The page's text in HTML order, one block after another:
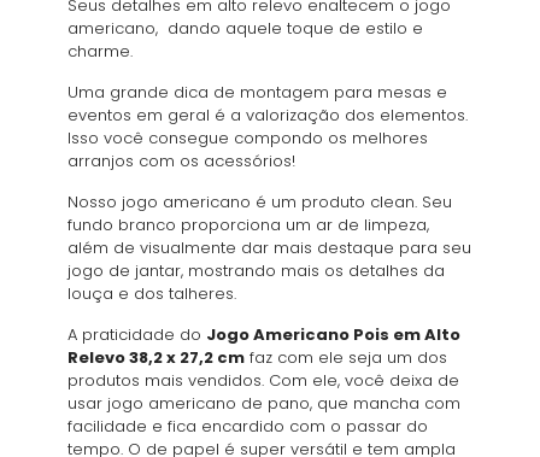
Seus detalhes em alto relevo enaltecem o jogo
americano, dando aquele toque de estilo e
charme.
Uma grande dica de montagem para mesas e
eventos em geral é a valorização dos elementos.
Isso você consegue compondo os melhores
arranjos com os acessórios!
Nosso jogo americano é um produto clean. Seu
fundo branco proporciona um ar de limpeza,
além de visualmente dar mais destaque para seu
jogo de jantar, mostrando mais os detalhes da
louça e dos talheres.
A praticidade do Jogo Americano Pois em Alto
Relevo 38,2 x 27,2 cm faz com ele seja um dos
produtos mais vendidos. Com ele, você deixa de
usar jogo americano de pano, que mancha com
facilidade e fica encardido com o passar do
tempo. O de papel é super versátil e tem ampla